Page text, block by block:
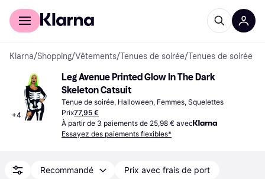
Acheter avec Klarna
Klarna/Shopping/Vêtements/Tenues de soirée/Tenues de soirée
+4
Leg Avenue Printed Glow In The Dark
Skeleton Catsuit
Tenue de soirée, Halloween, Femmes, Squelettes
Prix77,95 €
À partir de 3 paiements de 25,98 € avec
Essayez des paiements flexibles*
Recommandé Prix avec frais de port